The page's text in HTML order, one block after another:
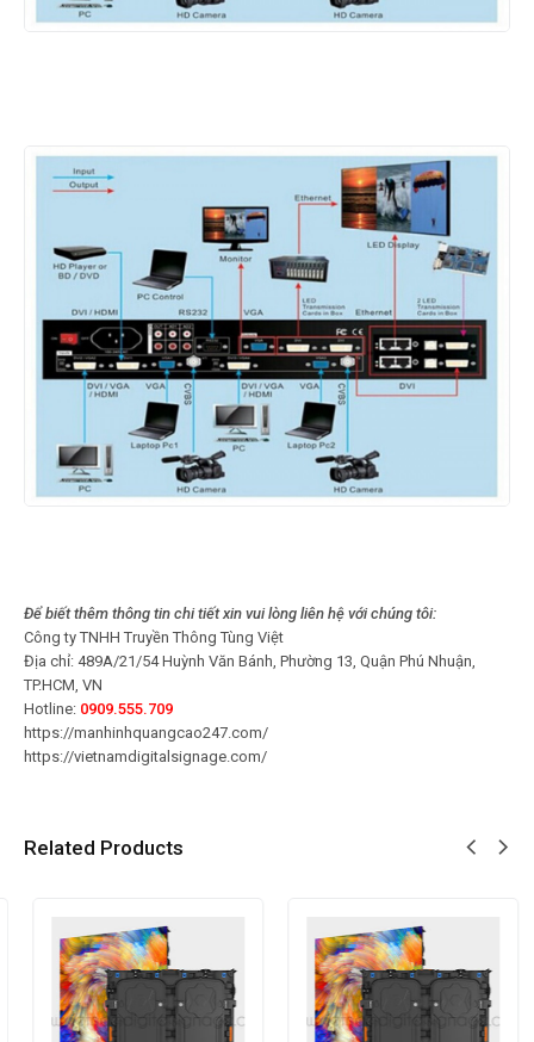
Để biết thêm thông tin chi tiết xin vui lòng liên hệ với chúng tôi:
Công ty TNHH Truyền Thông Tùng Việt
Địa chỉ: 489A/21/54 Huỳnh Văn Bánh, Phường 13, Quận Phú Nhuận,
TP.HCM, VN
Hotline: 0909.555.709
https://manhinhquangcao247.com/
https://vietnamdigitalsignage.com/
Related Products